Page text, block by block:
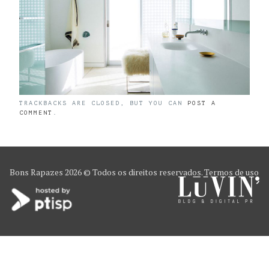
TRACKBACKS ARE CLOSED, BUT YOU CAN POST A
COMMENT
Bons Rapazes 2026 © Todos os direitos reservados.Termos de uso